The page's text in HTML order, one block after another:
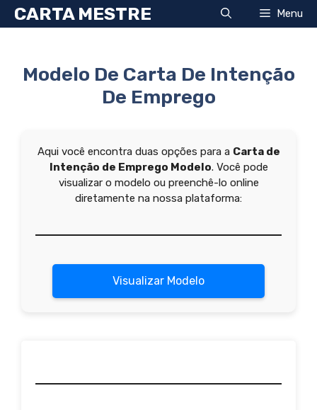
Pular
paraCARTA MESTRE Menu
Modelo De Carta De Intenção
De Emprego
Aqui você encontra duas opções para a Carta de
Intenção de Emprego Modelo. Você pode
visualizar o modelo ou preenchê-lo online
diretamente na nossa plataforma:
Visualizar Modelo